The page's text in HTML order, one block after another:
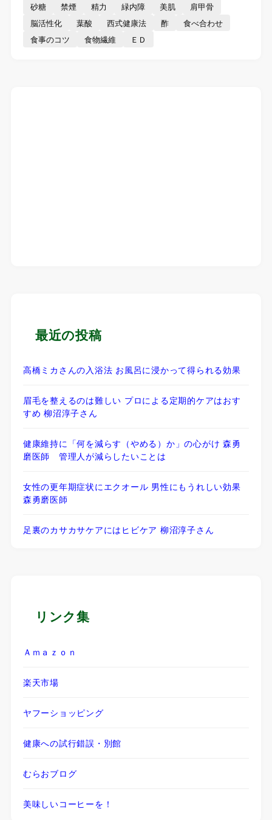
砂糖
禁煙 精力 緑内障 美肌
肩甲骨
脳活性化
葉酸 西式健康法 酢
食べ合わせ
食事のコツ
食物繊維 ＥＤ
最近の投稿
高橋ミカさんの入浴法 お風呂に浸かって得られる効果
眉毛を整えるのは難しい プロによる定期的ケアはおす
すめ 柳沼淳子さん
健康維持に「何を減らす（やめる）か」の心がけ 森勇
磨医師 管理人が減らしたいことは
女性の更年期症状にエクオール 男性にもうれしい効果
森勇磨医師
足裏のカサカサケアにはヒビケア 柳沼淳子さん
リンク集
Ａｍａｚｏｎ
楽天市場
ヤフーショッピング
健康への試行錯誤・別館
むらおブログ
美味しいコーヒーを！